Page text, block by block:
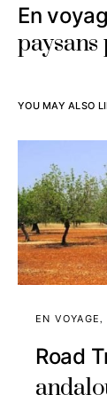
En
paysans
YOU MAY ALSO
EN VOYAGE
Road